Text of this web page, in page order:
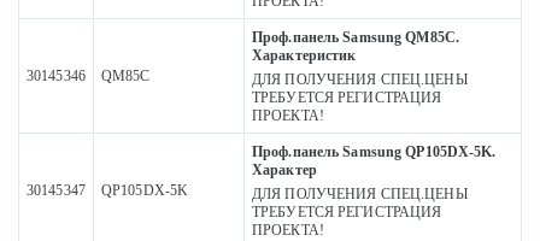
30145346 QM85C
Проф.панель Samsung QM85C.
Характеристик
ДЛЯ ПОЛУЧЕНИЯ СПЕЦ.ЦЕНЫ
ТРЕБУЕТСЯ РЕГИСТРАЦИЯ
ПРОЕКТА!
30145347 QP105DX-5K
Проф.панель Samsung QP105DX-5K.
Характер
ДЛЯ ПОЛУЧЕНИЯ СПЕЦ.ЦЕНЫ
ТРЕБУЕТСЯ РЕГИСТРАЦИЯ
ПРОЕКТА!